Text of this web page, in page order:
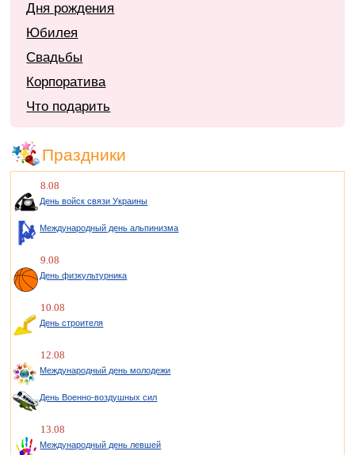
Дня рождения
Юбилея
Свадьбы
Корпоратива
Что подарить
Праздники
8.08
День войск связи Украины
Международный день альпинизма
9.08
День физкультурника
10.08
День строителя
12.08
Международный день молодежи
День Военно-воздушных сил
13.08
Международный день левшей